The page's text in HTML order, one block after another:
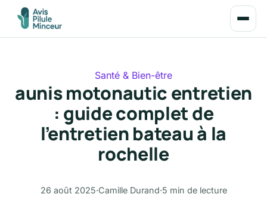
Santé & Bien-être
aunis motonautic entretien
: guide complet de
l’entretien bateau à la
rochelle
26 août 2025·Camille Durand·5 min de lecture